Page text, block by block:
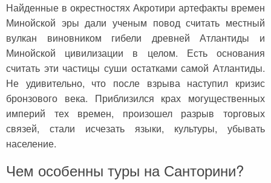
Найденные в окрестностях Акротири артефакты времен
Минойской эры дали ученым повод считать местный
вулкан виновником гибели древней Атлантиды и
Минойской цивилизации в целом. Есть основания
считать эти частицы суши остатками самой Атлантиды.
Не удивительно, что после взрыва наступил кризис
бронзового века. Приблизился крах могущественных
империй тех времен, произошел разрыв торговых
связей, стали исчезать языки, культуры, убывать
население.
Чем особенны туры на Санторини?